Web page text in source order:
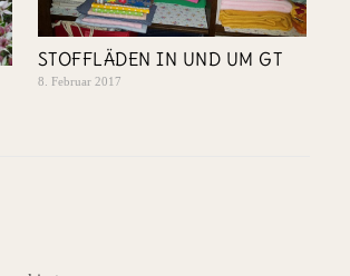
STOFFLÄDEN IN UND UM GT
8. Februar 2017